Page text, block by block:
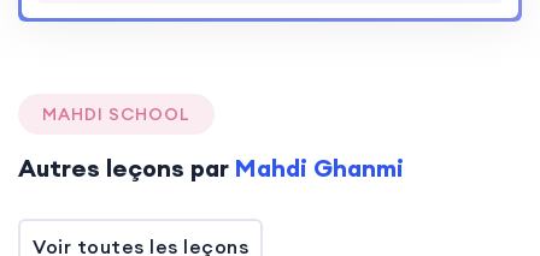
MAHDI SCHOOL
Autres leçons par Mahdi Ghanmi
Voir toutes les leçons